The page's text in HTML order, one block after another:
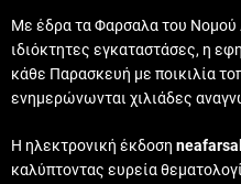
Με έδρα τα Φαρσαλα του Νομού
ιδιόκτητες εγκαταστάσες, η
κάθε Παρασκευή με ποικιλία
ενημερώνωνται χιλιάδες
Η ηλεκτρονική έκδοση
καλύπτοντας ευρεία